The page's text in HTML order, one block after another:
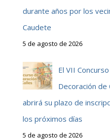
durante años por los
Caudete
5 de agosto de 2026
El VII
Decoración de
abrirá su plazo de
los próximos días
5 de agosto de 2026